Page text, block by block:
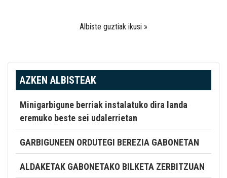
Albiste guztiak ikusi »
AZKEN ALBISTEAK
Minigarbigune berriak instalatuko dira landa
eremuko beste sei udalerrietan
GARBIGUNEEN ORDUTEGI BEREZIA GABONETAN
ALDAKETAK GABONETAKO BILKETA ZERBITZUAN